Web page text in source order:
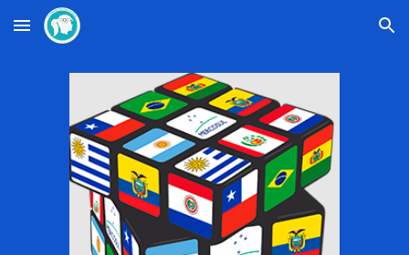
Skip to main content Skip to navigation